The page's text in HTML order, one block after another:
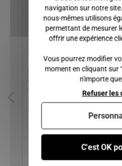
Bride pour Alternateur
Kubota Aixam 400evo, 400
S-L SL, 400.4, 500-SL, 500.4-
500.5, A721, A741, A751,
CITY, CROSSLINE, SCOUTY
12,00 €
navigation sur notre
nous-mêmes utilisons
permettant de mesurer
offrir une expérience
Vous pourrez modifier
moment en cliquant sur
n'importe
C'est OK
Refuser les